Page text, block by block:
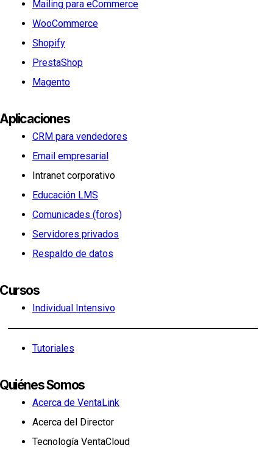
Mailing para eCommerce
WooCommerce
Shopify
PrestaShop
Magento
Aplicaciones
CRM para vendedores
Email empresarial
Intranet corporativo
Educación LMS
Comunicades (foros)
Servidores privados
Respaldo de datos
Cursos
Individual Intensivo
Tutoriales
Quiénes Somos
Acerca de VentaLink
Acerca del Director
Tecnología VentaCloud